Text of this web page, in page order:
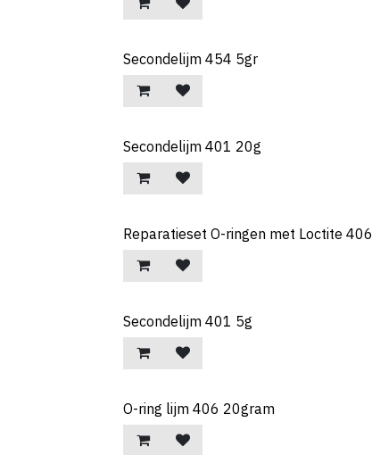
Secondelijm 454 5gr
Secondelijm 401 20g
Reparatieset O-ringen met Loctite 406
Secondelijm 401 5g
O-ring lijm 406 20gram